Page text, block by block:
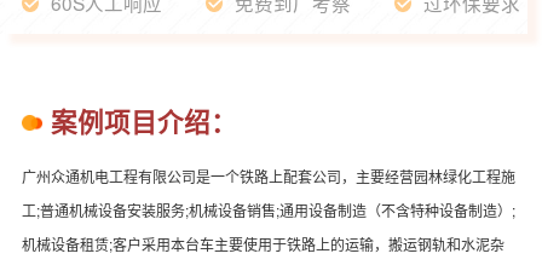
案例项目介绍：
广州众通机电工程有限公司是一个铁路上配套公司，主要经营园林绿化工程施
工;普通机械设备安装服务;机械设备销售;通用设备制造（不含特种设备制造）;
机械设备租赁;客户采用本台车主要使用于铁路上的运输，搬运钢轨和水泥杂